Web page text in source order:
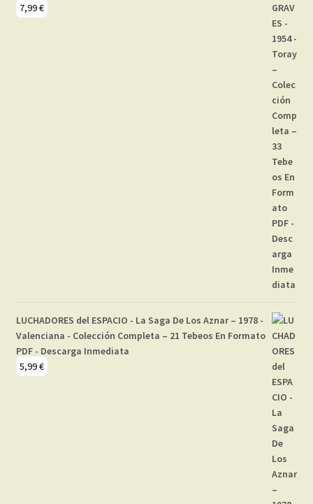
7,99€
LUCHADORES del ESPACIO - La Saga De Los Aznar – 1978 -
Valenciana - Colección Completa – 21 Tebeos En Formato
PDF - Descarga Inmediata
5,99€